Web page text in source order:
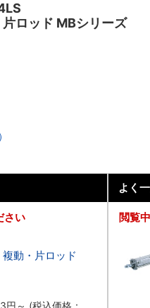
ロッド MBシリーズ
さい
動・片ロッド
円 ～ (税込価格：
よく
閲覧